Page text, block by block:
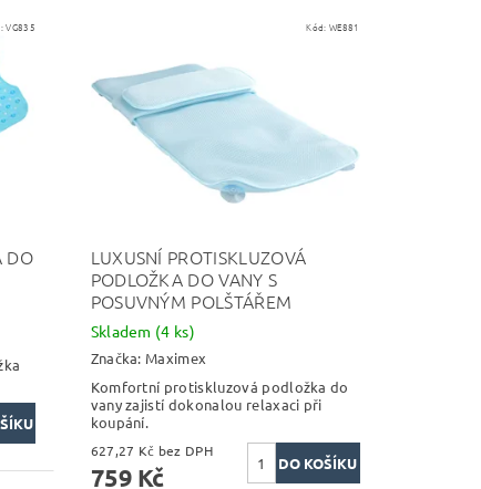
VG835
DO
Kód:WE881
LUXUSNÍ PROTISKLUZOVÁ
PODLOŽKA DO VANY S
POSUVNÝM POLŠTÁŘEM
Skladem (4 ks)
Značka: Maximex
Komfortní protiskluzová podložka do
vany zajistí dokonalou relaxaci při
koupání.
627,27 Kč bez DPH
759 Kč